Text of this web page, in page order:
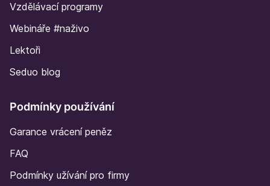
Vzdělávací programy
Webináře #naživo
Lektoři
Seduo blog
Podmínky používání
Garance vrácení peněz
FAQ
Podmínky užívání pro firmy